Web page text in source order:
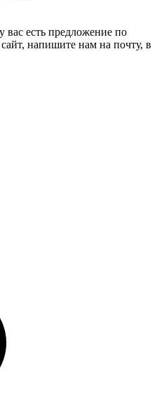
есть предложение по
напишите нам на почту, в